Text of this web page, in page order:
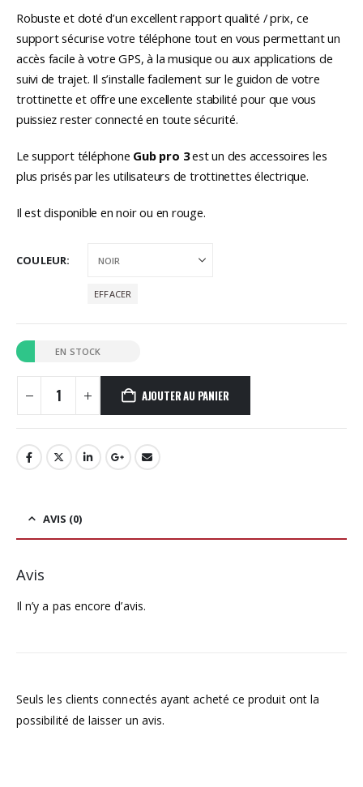
Robuste et doté d’un excellent rapport qualité / prix, ce
support sécurise votre téléphone tout en vous permettant un
accès facile à votre GPS, à la musique ou aux applications de
suivi de trajet. Il s’installe facilement sur le guidon de votre
trottinette et offre une excellente stabilité pour que vous
puissiez rester connecté en toute sécurité.
Le support téléphone Gub pro 3est un des accessoires les
plus prisés par les utilisateurs de trottinettes électrique.
Il est disponible en noir ou en rouge.
COULEUR
EFFACER
EN STOCK
AJOUTER AU PANIER
AVIS (0)
Avis
Il n’y a pas encore d’avis.
Seuls les clients connectés ayant acheté ce produit ont la
possibilité de laisser un avis.